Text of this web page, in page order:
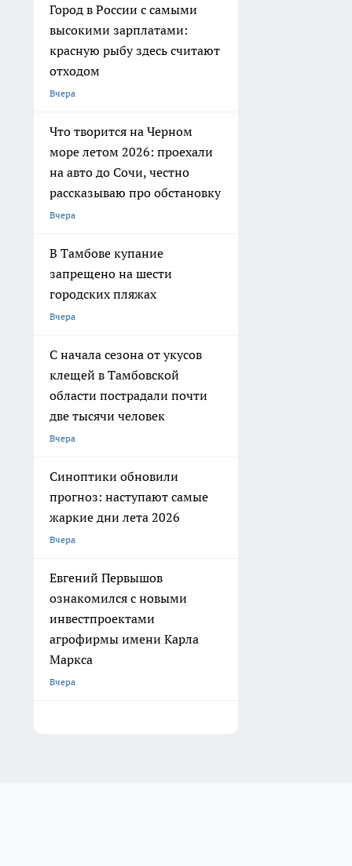
Город в России с самыми
высокими зарплатами:
красную рыбу здесь считают
отходом
Вчера
Что творится на Черном
море летом 2026: проехали
на авто до Сочи, честно
рассказываю про обстановку
Вчера
В Тамбове купание
запрещено на шести
городских пляжах
Вчера
С начала сезона от укусов
клещей в Тамбовской
области пострадали почти
две тысячи человек
Вчера
Синоптики обновили
прогноз: наступают самые
жаркие дни лета 2026
Вчера
Евгений Первышов
ознакомился с новыми
инвестпроектами
агрофирмы имени Карла
Маркса
Вчера